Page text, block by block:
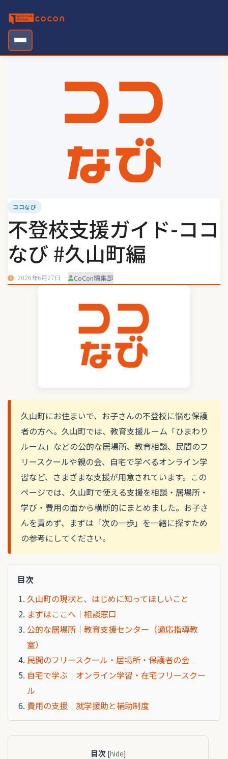
content
ココなび
不登校支援ガイド-ココ
なび #久山町編
2026年6月27日 CoCon編集部
久山町にお住まいで、お子さんの不登校に悩む保護
者の方へ。久山町では、教育支援ルーム「ひまわり
ルーム」などの公的な居場所、教育相談、民間のフ
リースクールや親の会、自宅で学べるオンライン学
習など、さまざまな支援が用意されています。この
ページでは、久山町で使える支援を相談・居場所・
学び・費用の面から横断的にまとめました。お子さ
んを責めず、まずは「次の一歩」を一緒に探すため
の参考にしてください。
目次
久山町の現状と、はじめに知ってほしいこと
まずはここへ｜相談窓口
公的な居場所｜教育支援センター（適応指導教
室）
民間のフリースクール・居場所・保護者の会
自宅で学ぶ｜オンライン学習・在宅フリースクー
ル
費用の支援｜就学援助と補助制度
目次 [hide]